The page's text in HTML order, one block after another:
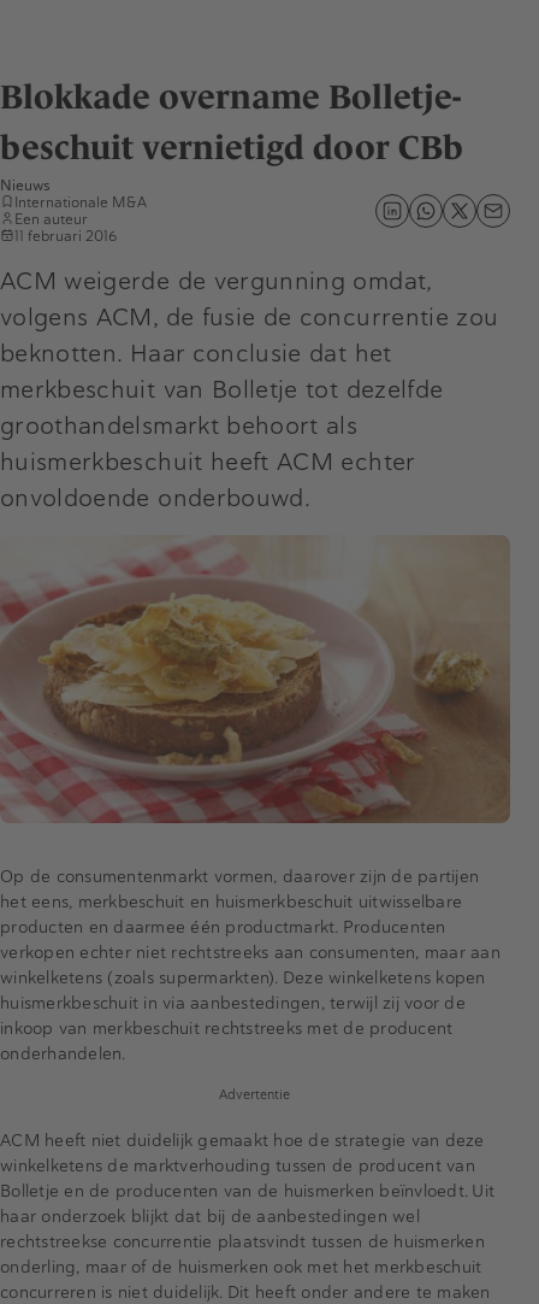
Blokkade overname Bolletje-
beschuit vernietigd door CBb
Nieuws
Internationale M&A
Een auteur
11 februari 2016
ACM weigerde de vergunning omdat,
volgens ACM, de fusie de concurrentie zou
beknotten. Haar conclusie dat het
merkbeschuit van Bolletje tot dezelfde
groothandelsmarkt behoort als
huismerkbeschuit heeft ACM echter
onvoldoende onderbouwd.
Op de consumentenmarkt vormen, daarover zijn de partijen
het eens, merkbeschuit en huismerkbeschuit uitwisselbare
producten en daarmee één productmarkt. Producenten
verkopen echter niet rechtstreeks aan consumenten, maar aan
winkelketens (zoals supermarkten). Deze winkelketens kopen
huismerkbeschuit in via aanbestedingen, terwijl zij voor de
inkoop van merkbeschuit rechtstreeks met de producent
onderhandelen.
Advertentie
ACM heeft niet duidelijk gemaakt hoe de strategie van deze
winkelketens de marktverhouding tussen de producent van
Bolletje en de producenten van de huismerken beïnvloedt. Uit
haar onderzoek blijkt dat bij de aanbestedingen wel
rechtstreekse concurrentie plaatsvindt tussen de huismerken
onderling, maar of de huismerken ook met het merkbeschuit
concurreren is niet duidelijk. Dit heeft onder andere te maken